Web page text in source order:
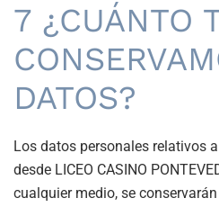
7 ¿CUÁNTO
DATOS?
Los datos personales relativos
desde LICEO CASINO
cualquier medio, se